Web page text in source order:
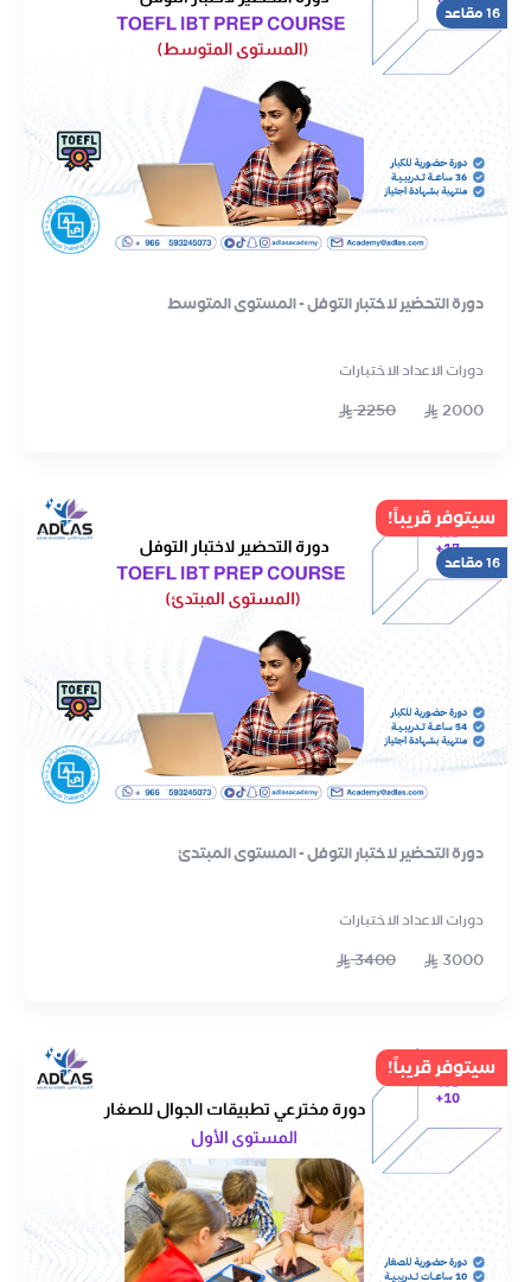
16 مقاعد
دورة التحضير لاختبار التوفل - المستوى المتوسط
دورات الاعداد الاختبارات
2000
2250
سيتوفر قريباً!
16 مقاعد
دورة التحضير لاختبار التوفل - المستوى المبتدئ
دورات الاعداد الاختبارات
3000
3400
سيتوفر قريباً!